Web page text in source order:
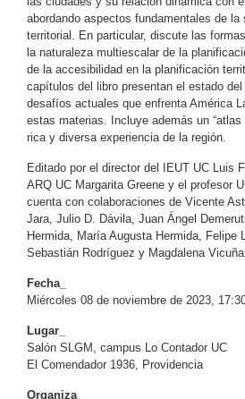
abordando aspectos fundamentales de
territorial. En particular, discute las
la naturaleza multiescalar de la
de la accesibilidad en la planificación
capítulos del libro presentan el estado
desafíos actuales que enfrenta América
estas materias. Incluye además un
rica y diversa experiencia de la región.
Editado por el director del IEUT UC Luis
ARQ UC Margarita Greene y el profesor
cuenta con colaboraciones de Vicente
Jara, Julio D. Dávila, Juan Ángel
Hermida, María Augusta Hermida, Felipe
Sebastián Rodríguez y Magdalena Vicuña.
Fecha_
Miércoles 08 de noviembre de 2023,
Lugar_
Salón SLGM, campus Lo Contador UC
El Comendador 1936, Providencia
Organiza_